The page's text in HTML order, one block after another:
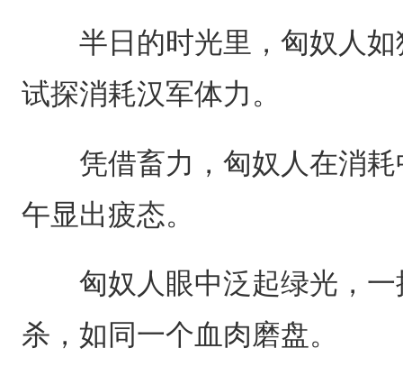
半日的时光里，匈奴人如
试探消耗汉军体力。
凭借畜力，匈奴人在消耗
午显出疲态。
匈奴人眼中泛起绿光，一
杀，如同一个血肉磨盘。